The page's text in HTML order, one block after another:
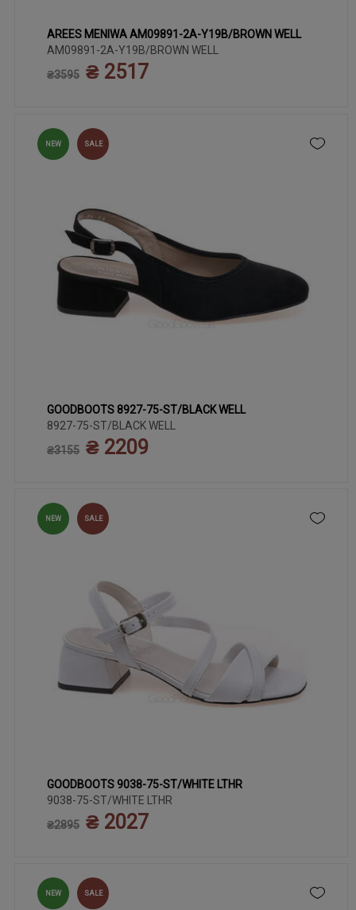
36 37 38 39 40 41
AREES MENIWA AM09891-2A-Y19B/BROWN WELL
AM09891-2A-Y19B/BROWN WELL
₴3595 ₴ 2517
NEW SALE
36 37 38 39 40 41
GOODBOOTS 8927-75-ST/BLACK WELL
8927-75-ST/BLACK WELL
₴3155 ₴ 2209
NEW SALE
36 37 38 39 40 41
GOODBOOTS 9038-75-ST/WHITE LTHR
9038-75-ST/WHITE LTHR
₴2895 ₴ 2027
NEW SALE